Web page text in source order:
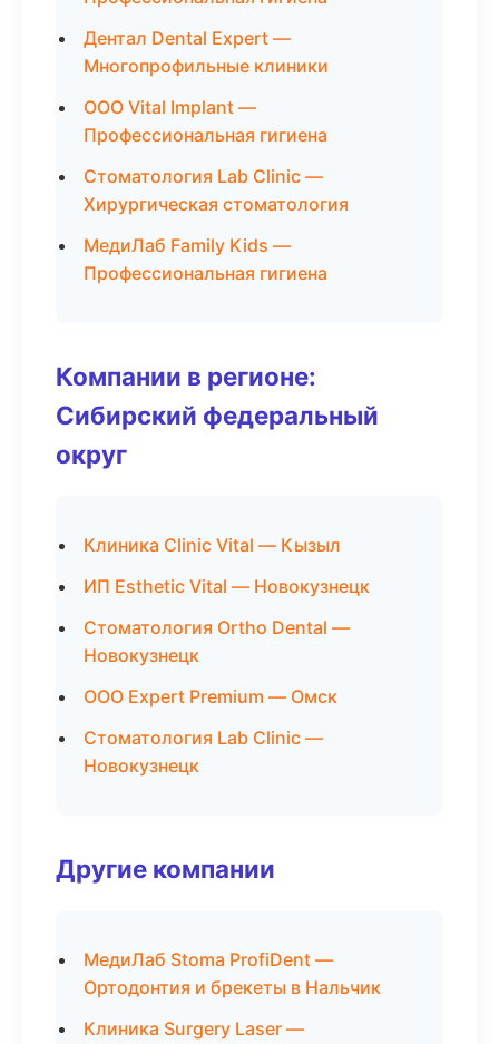
Дентал Dental Expert —
Многопрофильные клиники
ООО Vital Implant —
Профессиональная гигиена
Стоматология Lab Clinic —
Хирургическая стоматология
МедиЛаб Family Kids —
Профессиональная гигиена
Компании в регионе:
Сибирский федеральный
округ
Клиника Clinic Vital — Кызыл
ИП Esthetic Vital — Новокузнецк
Стоматология Ortho Dental —
Новокузнецк
ООО Expert Premium — Омск
Стоматология Lab Clinic —
Новокузнецк
Другие компании
МедиЛаб Stoma ProfiDent —
Ортодонтия и брекеты в Нальчик
Клиника Surgery Laser —